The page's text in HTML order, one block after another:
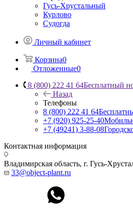
Гусь-Хрустальный
Курлово
Судогда
Личный кабинет
Корзина0
Отложенные0
8 (800) 222 41 64Бесплатный
Назад
Телефоны
8 (800) 222 41 64
+7 (920) 925-25-40
+7 (49241) 3-88-08
Контактная информация
Владимирская область, г. Гусь-
33@object-plant.ru